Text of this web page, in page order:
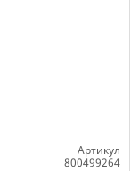
Артикул
800499264